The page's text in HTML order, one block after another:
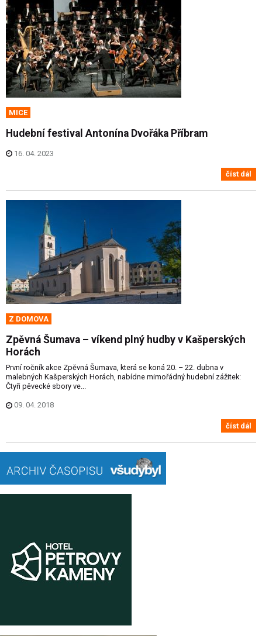
MICE
Hudební festival Antonína Dvořáka Příbram
16. 04. 2023
číst dál
Z DOMOVA
Zpěvná Šumava – víkend plný hudby v Kašperských
Horách
První ročník akce Zpěvná Šumava, která se koná 20. – 22. dubna v
malebných Kašperských Horách, nabídne mimořádný hudební zážitek:
Čtyři pěvecké sbory ve...
09. 04. 2018
číst dál